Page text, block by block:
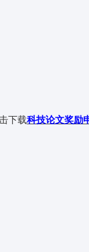
下载科技论文奖励